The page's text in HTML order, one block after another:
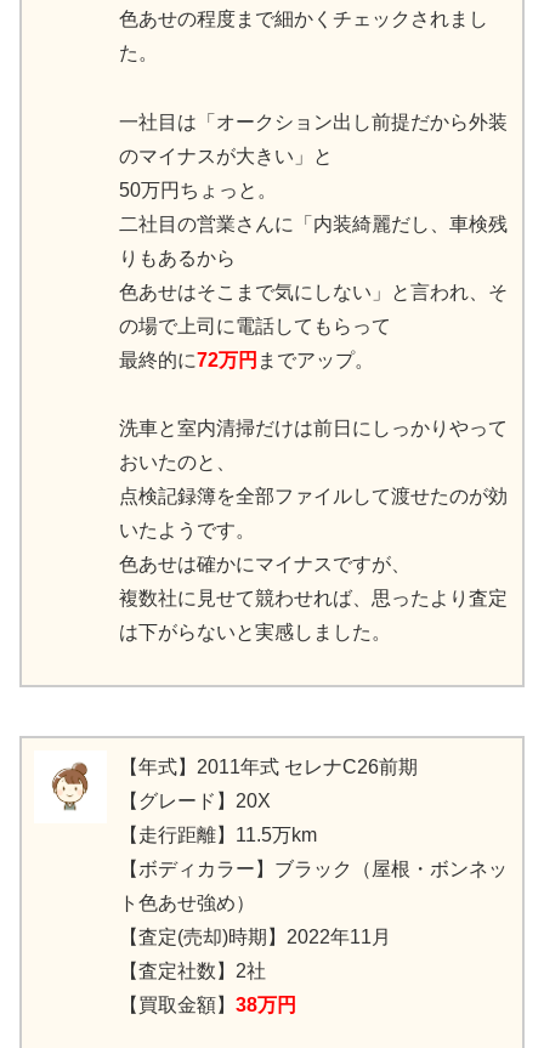
色あせの程度まで細かくチェックされまし
た。
一社目は「オークション出し前提だから外装
のマイナスが大きい」と
50万円ちょっと。
二社目の営業さんに「内装綺麗だし、車検残
りもあるから
色あせはそこまで気にしない」と言われ、そ
の場で上司に電話してもらって
最終的に72万円 までアップ。
洗車と室内清掃だけは前日にしっかりやって
おいたのと、
点検記録簿を全部ファイルして渡せたのが効
いたようです。
色あせは確かにマイナスですが、
複数社に見せて競わせれば、思ったより査定
は下がらないと実感しました。
【年式】2011年式 セレナC26前期
【グレード】20X
【走行距離】11.5万km
【ボディカラー】ブラック（屋根・ボンネッ
ト色あせ強め）
【査定(売却)時期】2022年11月
【査定社数】2社
【買取金額】 38万円